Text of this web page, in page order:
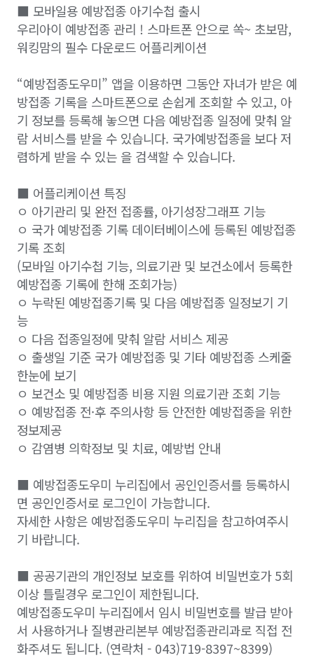
■ 모바일용 예방접종 아기수첩 출시
우리아이 예방접종 관리 ! 스마트폰 안으로 쏙~ 초보맘,
워킹맘의 필수 다운로드 어플리케이션
“예방접종도우미” 앱을 이용하면 그동안 자녀가 받은 예
방접종 기록을 스마트폰으로 손쉽게 조회할 수 있고, 아
기 정보를 등록해 놓으면 다음 예방접종 일정에 맞춰 알
람 서비스를 받을 수 있습니다. 국가예방접종을 보다 저
렴하게 받을 수 있는 을 검색할 수 있습니다.
■ 어플리케이션 특징
ㅇ 아기관리 및 완전 접종률, 아기성장그래프 기능
ㅇ 국가 예방접종 기록 데이터베이스에 등록된 예방접종
기록 조회
(모바일 아기수첩 기능, 의료기관 및 보건소에서 등록한
예방접종 기록에 한해 조회가능)
ㅇ 누락된 예방접종기록 및 다음 예방접종 일정보기 기
능
ㅇ 다음 접종일정에 맞춰 알람 서비스 제공
ㅇ 출생일 기준 국가 예방접종 및 기타 예방접종 스케줄
한눈에 보기
ㅇ 보건소 및 예방접종 비용 지원 의료기관 조회 기능
ㅇ 예방접종 전·후 주의사항 등 안전한 예방접종을 위한
정보제공
ㅇ 감염병 의학정보 및 치료, 예방법 안내
■ 예방접종도우미 누리집에서 공인인증서를 등록하시
면 공인인증서로 로그인이 가능합니다.
자세한 사항은 예방접종도우미 누리집을 참고하여주시
기 바랍니다.
■ 공공기관의 개인정보 보호를 위하여 비밀번호가 5회
이상 틀릴경우 로그인이 제한됩니다.
예방접종도우미 누리집에서 임시 비밀번호를 발급 받아
서 사용하거나 질병관리본부 예방접종관리과로 직접 전
화주셔도 됩니다. (연락처 - 043)719-8397~8399)